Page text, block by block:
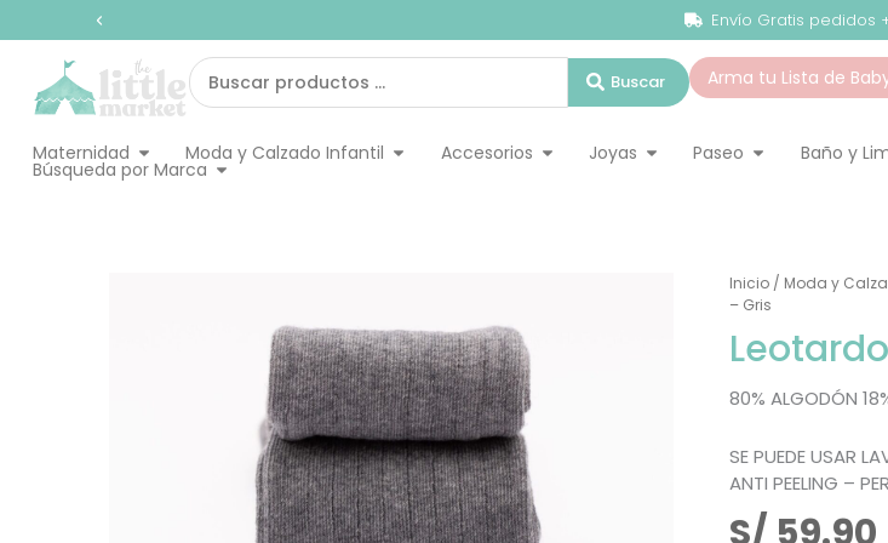
contenido
Envío Gratis pedidos
Search
...
Buscar Arma tu Lista de
Maternidad Abrir Maternidad
Moda y Calzado Infantil Abrir Moda y Calzado Infantil
Accesorios Abrir Accesorios
Joyas Abrir Joyas
Paseo Abrir Paseo
Baño y
Búsqueda por Marca Abrir Búsqueda por Marca
Inicio / Moda y
– Gris
80% ALGODÓN
SE PUEDE USAR
ANTI PEELING –
Leotardo
Acanalado
Algodón
-
cantidad